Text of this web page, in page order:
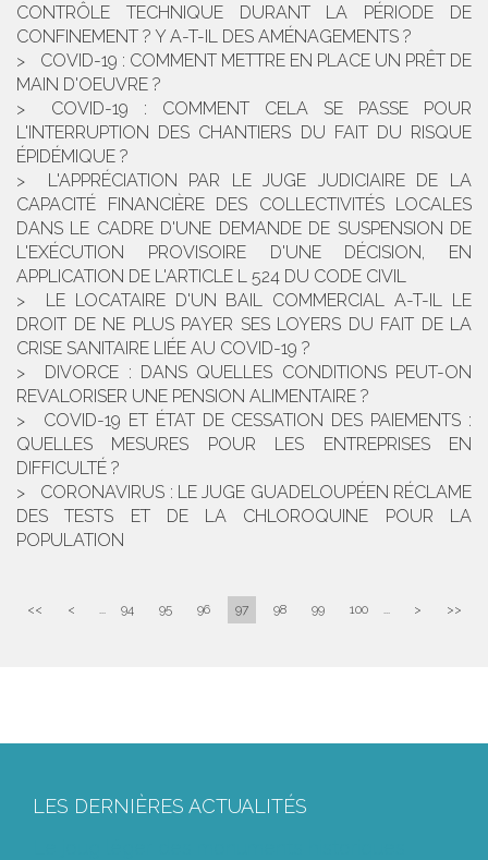
CONTRÔLE TECHNIQUE DURANT LA PÉRIODE DE
CONFINEMENT ? Y A-T-IL DES AMÉNAGEMENTS ?
COVID-19 : COMMENT METTRE EN PLACE UN PRÊT DE
MAIN D'OEUVRE ?
COVID-19 : COMMENT CELA SE PASSE POUR
L'INTERRUPTION DES CHANTIERS DU FAIT DU RISQUE
ÉPIDÉMIQUE ?
L'APPRÉCIATION PAR LE JUGE JUDICIAIRE DE LA
CAPACITÉ FINANCIÈRE DES COLLECTIVITÉS LOCALES
DANS LE CADRE D'UNE DEMANDE DE SUSPENSION DE
L'EXÉCUTION PROVISOIRE D'UNE DÉCISION, EN
APPLICATION DE L'ARTICLE L 524 DU CODE CIVIL
LE LOCATAIRE D'UN BAIL COMMERCIAL A-T-IL LE
DROIT DE NE PLUS PAYER SES LOYERS DU FAIT DE LA
CRISE SANITAIRE LIÉE AU COVID-19 ?
DIVORCE : DANS QUELLES CONDITIONS PEUT-ON
REVALORISER UNE PENSION ALIMENTAIRE ?
COVID-19 ET ÉTAT DE CESSATION DES PAIEMENTS :
QUELLES MESURES POUR LES ENTREPRISES EN
DIFFICULTÉ ?
CORONAVIRUS : LE JUGE GUADELOUPÉEN RÉCLAME
DES TESTS ET DE LA CHLOROQUINE POUR LA
POPULATION
<< < ... 94 95 96 97 98 99 100 ... > >>
LES DERNIÈRES ACTUALITÉS